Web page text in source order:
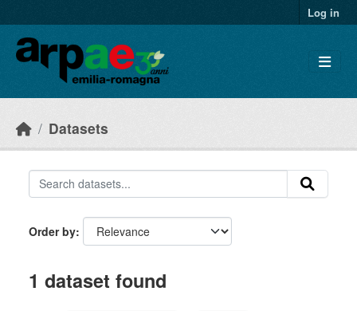
Log in
Datasets
Order by
1 dataset found